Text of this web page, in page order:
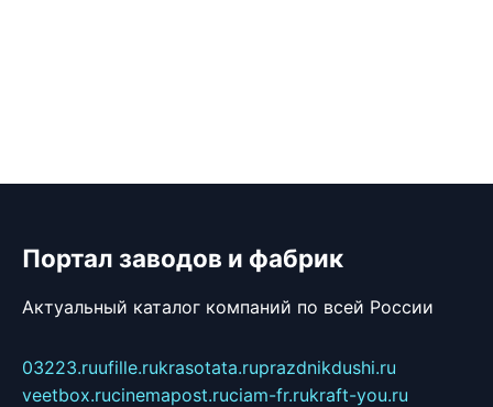
Портал заводов и фабрик
Актуальный каталог компаний по всей России
03223.ruufille.rukrasotata.ruprazdnikdushi.ru
veetbox.rucinemapost.ruciam-fr.rukraft-you.ru